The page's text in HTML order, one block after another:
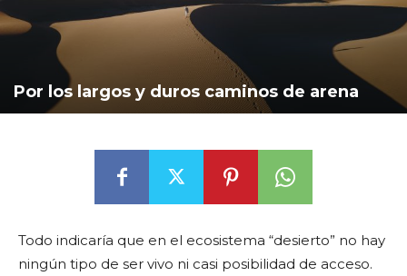
Por los largos y duros caminos de arena
Todo indicaría que en el ecosistema “desierto” no hay
ningún tipo de ser vivo ni casi posibilidad de acceso.